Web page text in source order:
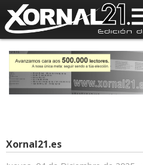
Xornal21.es